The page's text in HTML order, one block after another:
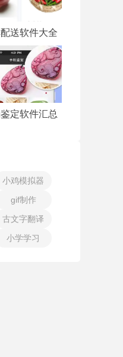
送软件大全
定软件汇总
小鸡模拟器
gif制作
古文字翻译
小学学习